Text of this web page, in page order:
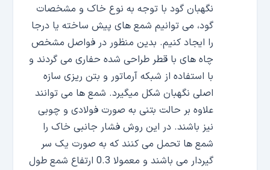
نگهبان گود با توجه به نوع خاک و مشخصات
گود، می توانیم شمع های پیش ساخته یا درجا
را ایجاد کنیم. بدین منظور در فواصل مشخص
چاه های با قطر طراحی شده حفاری می گردند و
با استفاده از شبکه آرماتور و بتن ریزی سازه
اصلی نگهبان شکل میگیرد. شمع ها می توانند
علاوه بر حالت بتنی به صورت فولادی و چوبی
نیز باشند. در این روش فشار جانبی خاک را
شمع ها تحمل می کنند که به صورت یک سر
گیردار می باشند و معمولا 0.3 ارتفاع شمع طول